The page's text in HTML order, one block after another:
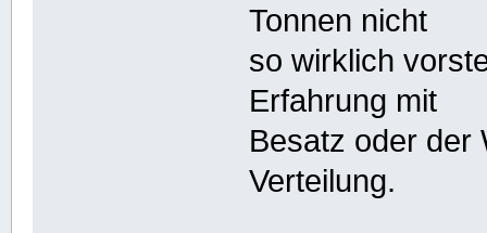
Tonnen nicht
so wirklich
Erfahrung mit
Besatz oder der
Verteilung.